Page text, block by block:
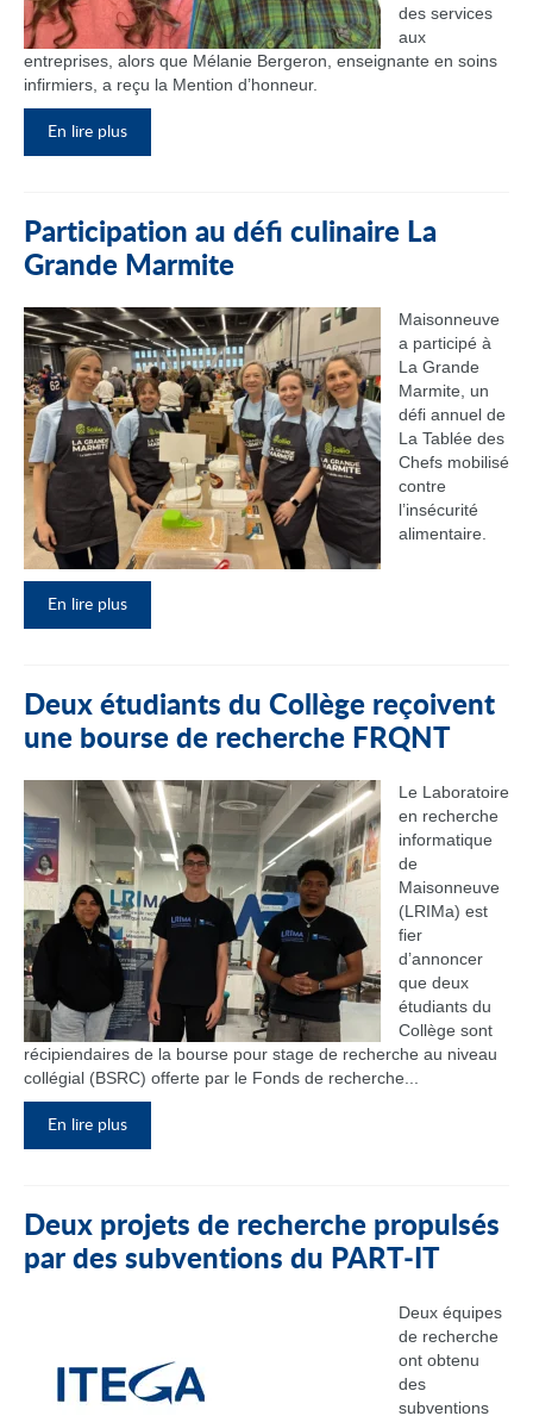
des services
aux
entreprises, alors que Mélanie Bergeron, enseignante en soins
infirmiers, a reçu la Mention d’honneur.
En lire plus
Participation au défi culinaire La
Grande Marmite
Maisonneuve
a participé à
La Grande
Marmite, un
défi annuel de
La Tablée des
Chefs mobilisé
contre
l’insécurité
alimentaire.
En lire plus
Deux étudiants du Collège reçoivent
une bourse de recherche FRQNT
Le Laboratoire
en recherche
informatique
de
Maisonneuve
(LRIMa) est
fier
d’annoncer
que deux
étudiants du
Collège sont
récipiendaires de la bourse pour stage de recherche au niveau
collégial (BSRC) offerte par le Fonds de recherche...
En lire plus
Deux projets de recherche propulsés
par des subventions du PART‑IT
Deux équipes
de recherche
ont obtenu
des
subventions